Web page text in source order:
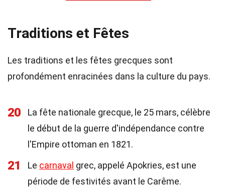
Traditions et Fêtes
Les traditions et les fêtes grecques sont
profondément enracinées dans la culture du pays.
20
La fête nationale grecque, le 25 mars, célèbre
le début de la guerre d'indépendance contre
l'Empire ottoman en 1821.
21 Le carnaval grec, appelé Apokries, est une
période de festivités avant le Carême.